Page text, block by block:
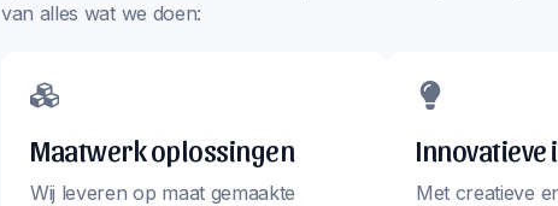
van alles wat we doen:
Maatwerk oplossingen
Wij leveren op maat gemaakte
Innovatieve
Met creatieve